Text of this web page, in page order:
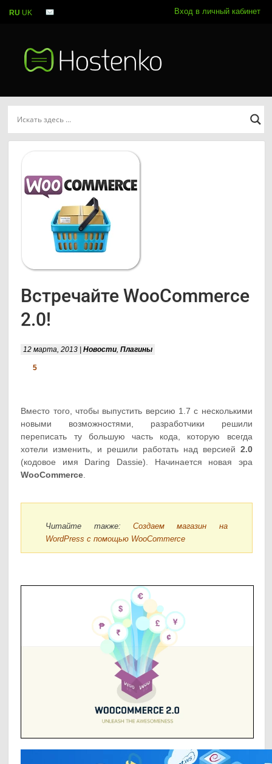
Вход в личный кабинет
Встречайте WooCommerce
2.0!
12 марта, 2013 |Новости,Плагины
5
Вместо того, чтобы выпустить версию 1.7 с несколькими
новыми возможностями, разработчики решили
переписать ту большую часть кода, которую всегда
хотели изменить, и решили работать над версией 2.0
(кодовое имя Daring Dassie). Начинается новая эра
WooCommerce
Читайте также: Создаем магазин на
WordPress с помощью WooCommerce
RU UK